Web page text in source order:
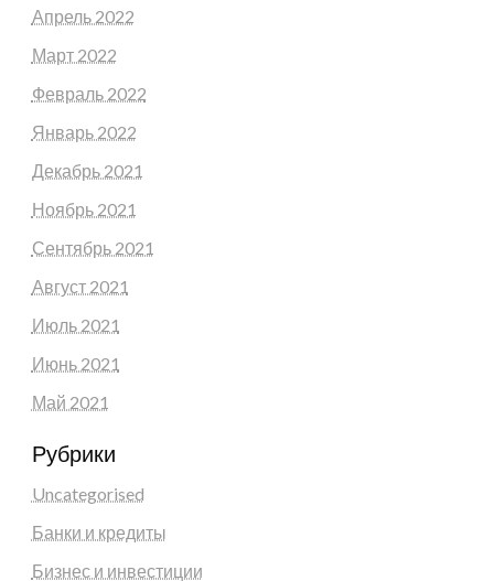
Апрель 2022
Март 2022
Февраль 2022
Январь 2022
Декабрь 2021
Ноябрь 2021
Сентябрь 2021
Август 2021
Июль 2021
Июнь 2021
Май 2021
Рубрики
Uncategorised
Банки и кредиты
Бизнес и инвестиции